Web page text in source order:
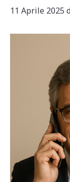
11 Aprile 2025